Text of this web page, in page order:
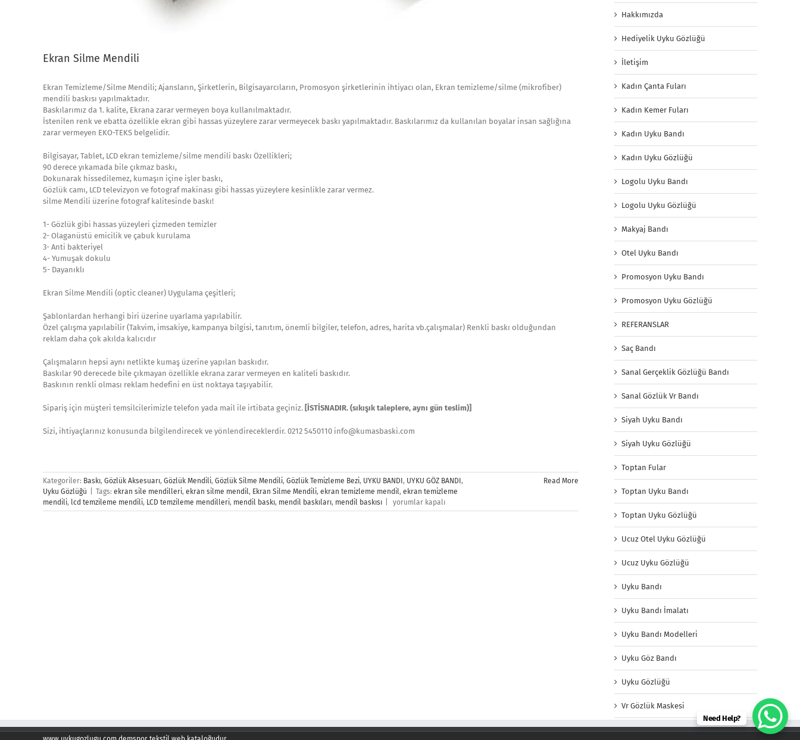
Ekran Silme Mendili
Ekran Temizleme/Silme Mendili; Ajansların, Şirketlerin, Bilgisayarcıların, Promosyon şirketlerinin ihtiyacı olan, Ekran temizleme/silme (mikrofiber)
mendili baskısı yapılmaktadır.
Baskılarımız da 1. kalite, Ekrana zarar vermeyen boya kullanılmaktadır.
İstenilen renk ve ebatta özellikle ekran gibi hassas yüzeylere zarar vermeyecek baskı yapılmaktadır. Baskılarımız da kullanılan boyalar insan sağlığına
zarar vermeyen EKO-TEKS belgelidir.
Bilgisayar, Tablet, LCD ekran temizleme/silme mendili baskı Özellikleri;
90 derece yıkamada bile çıkmaz baskı,
Dokunarak hissedilemez, kumaşın içine işler baskı,
Gözlük camı, LCD televizyon ve fotograf makinası gibi hassas yüzeylere kesinlikle zarar vermez.
silme Mendili üzerine fotograf kalitesinde baskı!
1- Gözlük gibi hassas yüzeyleri çizmeden temizler
2- Olaganüstü emicilik ve çabuk kurulama
3- Anti bakteriyel
4- Yumuşak dokulu
5- Dayanıklı
Ekran Silme Mendili (optic cleaner) Uygulama çeşitleri;
Şablonlardan herhangi biri üzerine uyarlama yapılabilir.
Özel çalışma yapılabilir (Takvim, imsakiye, kampanya bilgisi, tanıtım, önemli bilgiler, telefon, adres, harita vb.çalışmalar) Renkli baskı olduğundan
reklam daha çok akılda kalıcıdır
Çalışmaların hepsi aynı netlikte kumaş üzerine yapılan baskıdır.
Baskılar 90 derecede bile çıkmayan özellikle ekrana zarar vermeyen en kaliteli baskıdır.
Baskının renkli olması reklam hedefini en üst noktaya taşıyabilir.
Sipariş için müşteri temsilcilerimizle telefon yada mail ile irtibata geçiniz. [İSTİSNADIR. (sıkışık taleplere, aynı gün teslim)]
Sizi, ihtiyaçlarınız konusunda bilgilendirecek ve yönlendireceklerdir. 0212 5450110 info@kumasbaski.com
Kategoriler: Baskı, Gözlük Aksesuarı, Gözlük Mendili, Gözlük Silme Mendili, Gözlük Temizleme Bezi, UYKU BANDI , UYKU GÖZ BANDI ,
Uyku Gözlüğü
Tags: ekran sile mendilleri, ekran silme mendil, Ekran Silme Mendili, ekran temizleme mendil, ekran temizleme
mendili, lcd temzileme mendili, LCD temzileme mendilleri, mendil baskı, mendil baskıları, mendil baskısı
Ekran
Silme
yorumlar kapalı
Read More
Hakkımızda
Hediyelik Uyku Gözlüğü
İletişim
Kadın Çanta Fuları
Kadın Kemer Fuları
Kadın Uyku Bandı
Kadın Uyku Gözlüğü
Logolu Uyku Bandı
Logolu Uyku Gözlüğü
Makyaj Bandı
Otel Uyku Bandı
Promosyon Uyku Bandı
Promosyon Uyku Gözlüğü
REFERANSLAR
Saç Bandı
Sanal Gerçeklik Gözlüğü Bandı
Sanal Gözlük Vr Bandı
Siyah Uyku Bandı
Siyah Uyku Gözlüğü
Toptan Fular
Toptan Uyku Bandı
Toptan Uyku Gözlüğü
Ucuz Otel Uyku Gözlüğü
Ucuz Uyku Gözlüğü
Uyku Bandı
Uyku Bandı İmalatı
Uyku Bandı Modelleri
Uyku Göz Bandı
Uyku Gözlüğü
Vr Gözlük Maskesi
Need Help?